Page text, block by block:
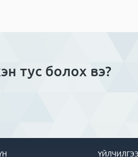
тус болох вэ?
ҮЙЛЧИЛГЭЭ